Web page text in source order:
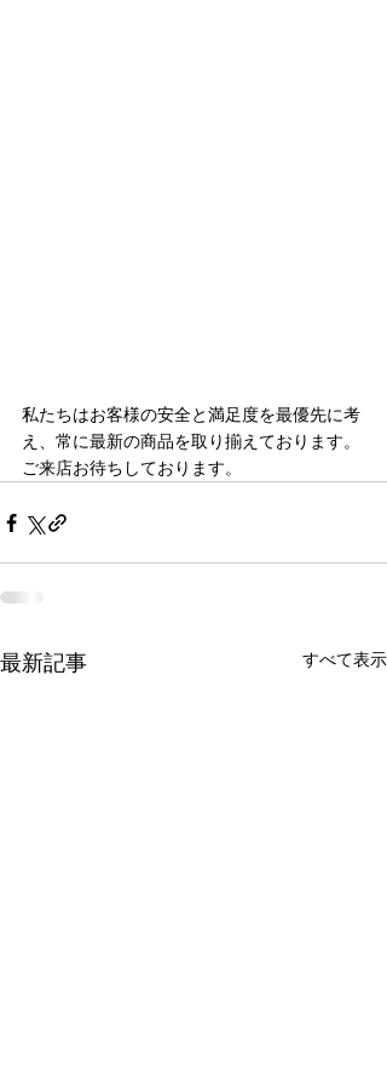
私たちはお客様の安全と満足度を最優先に考
え、常に最新の商品を取り揃えております。
ご来店お待ちしております。
最新記事 すべて表示